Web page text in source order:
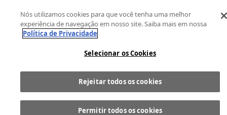
Comprar
Paulo/SP, CEP 02029-001, Telefone: 11 3003-3728 ©
2013 Fast Shop - Todos os direitos reservadosRF
Nós utilizamos cookies para que você tenha uma melhor
experiência de navegação em nosso site. Saiba mais em nossa
Política de Privacidade
Selecionar os Cookies
Rejeitar todos os cookies
Permitir todos os cookies